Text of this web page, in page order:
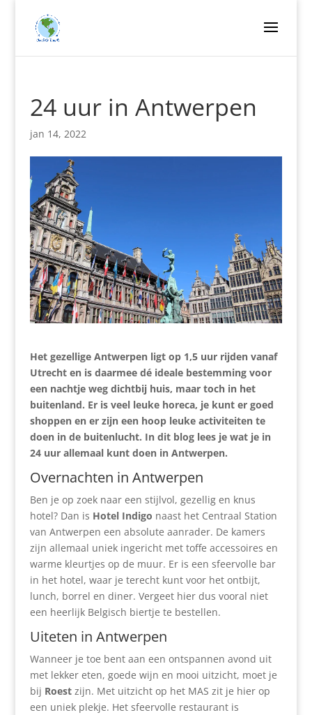
24 uur in Antwerpen
jan 14, 2022
Het gezellige Antwerpen ligt op 1,5 uur rijden vanaf
Utrecht en is daarmee dé ideale bestemming voor
een nachtje weg dichtbij huis, maar toch in het
buitenland. Er is veel leuke horeca, je kunt er goed
shoppen en er zijn een hoop leuke activiteiten te
doen in de buitenlucht. In dit blog lees je wat je in
24 uur allemaal kunt doen in Antwerpen.
Overnachten in Antwerpen
Ben je op zoek naar een stijlvol, gezellig en knus
hotel? Dan is Hotel Indigo naast het Centraal Station
van Antwerpen een absolute aanrader. De kamers
zijn allemaal uniek ingericht met toffe accessoires en
warme kleurtjes op de muur. Er is een sfeervolle bar
in het hotel, waar je terecht kunt voor het ontbijt,
lunch, borrel en diner. Vergeet hier dus vooral niet
een heerlijk Belgisch biertje te bestellen.
Uiteten in Antwerpen
Wanneer je toe bent aan een ontspannen avond uit
met lekker eten, goede wijn en mooi uitzicht, moet je
bij Roestzijn. Met uitzicht op het MAS zit je hier op
een uniek plekje. Het sfeervolle restaurant is